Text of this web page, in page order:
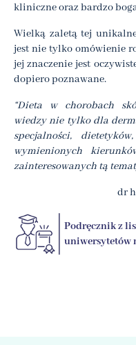
kliniczne oraz bardzo
Wielką zaletą tej
jest nie tylko omówienie
jej znaczenie jest
dopiero poznawane.
“Dieta w chorobach
wiedzy nie tylko dla
specjalności,
wymienionych
zainteresowanych tą
dr
Podręcznik z
uniwersytetów